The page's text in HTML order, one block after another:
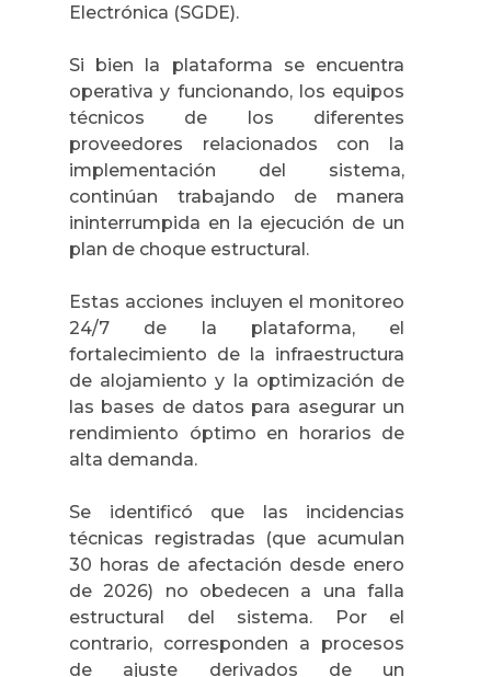
Electrónica (SGDE).
Si bien la plataforma se encuentra
operativa y funcionando, los equipos
técnicos de los diferentes
proveedores relacionados con la
implementación del sistema,
continúan trabajando de manera
ininterrumpida en la ejecución de un
plan de choque estructural.
Estas acciones incluyen el monitoreo
24/7 de la plataforma, el
fortalecimiento de la infraestructura
de alojamiento y la optimización de
las bases de datos para asegurar un
rendimiento óptimo en horarios de
alta demanda.
Se identificó que las incidencias
técnicas registradas (que acumulan
30 horas de afectación desde enero
de 2026) no obedecen a una falla
estructural del sistema. Por el
contrario, corresponden a procesos
de ajuste derivados de un